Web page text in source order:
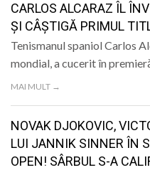
CARLOS ALCARAZ ÎL
ȘI CÂȘTIGĂ PRIMUL
Tenismanul spaniol Carlos
mondial, a cucerit în
MAI MULT →
NOVAK DJOKOVIC,
LUI JANNIK SINNER ÎN
OPEN! SÂRBUL S-A